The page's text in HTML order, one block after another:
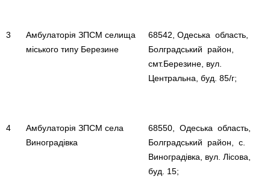
3
Амбулаторія ЗПСМ селища
міського типу Березине
68542, Одеська область,
Болградський район,
смт.Березине, вул.
Центральна, буд. 85/г;
4
Амбулаторія ЗПСМ села
Виноградівка
68550, Одеська область,
Болградський район, с.
Виноградівка, вул. Лісова,
буд. 15;